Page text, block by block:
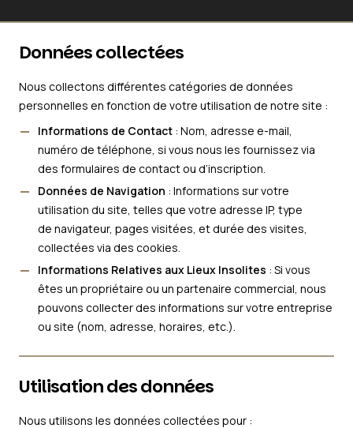
Données collectées
Nous collectons différentes catégories de données
personnelles en fonction de votre utilisation de notre site :
Informations de Contact : Nom, adresse e-mail,
numéro de téléphone, si vous nous les fournissez via
des formulaires de contact ou d’inscription.
Données de Navigation : Informations sur votre
utilisation du site, telles que votre adresse IP, type
de navigateur, pages visitées, et durée des visites,
collectées via des cookies.
Informations Relatives aux Lieux Insolites : Si vous
êtes un propriétaire ou un partenaire commercial, nous
pouvons collecter des informations sur votre entreprise
ou site (nom, adresse, horaires, etc.).
Utilisation des données
Nous utilisons les données collectées pour :